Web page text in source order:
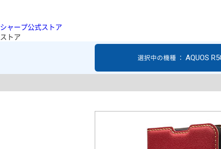
シャープ公式ストア
ストア
選択中の機種 ： AQUOS